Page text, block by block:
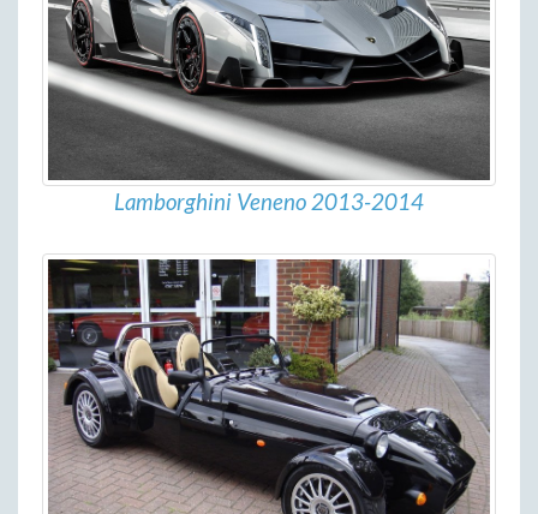
Lamborghini Veneno 2013-2014